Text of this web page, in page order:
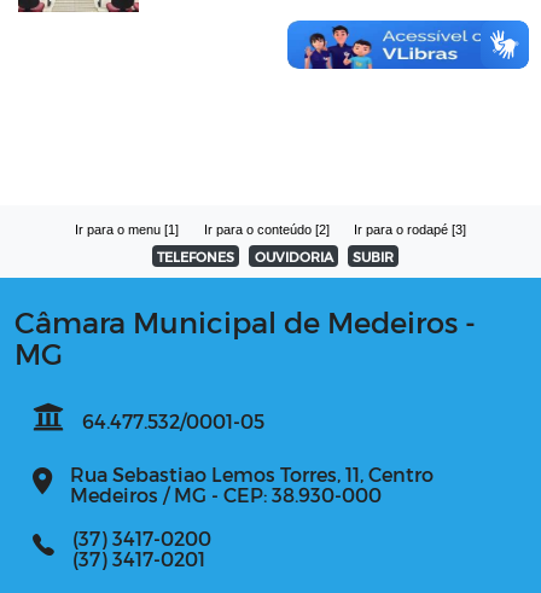
Ir para o menu [1] Ir para o conteúdo [2] Ir para o rodapé [3]
TELEFONES OUVIDORIA SUBIR
Câmara Municipal de Medeiros -
MG
64.477.532/0001-05
Rua Sebastiao Lemos Torres, 11, Centro
Medeiros / MG - CEP: 38.930-000
(37) 3417-0200
(37) 3417-0201